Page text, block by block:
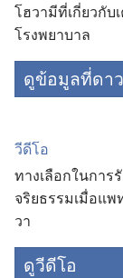
โฮวา​มี​ที่​เกี่ยว​กั
โรง​พยาบาล
ดูข้อมูลที่ดา
วีดีโอ
ทางเลือกในกา
จริยธรรมเมื่อแ
วา
ดูวีดีโอ